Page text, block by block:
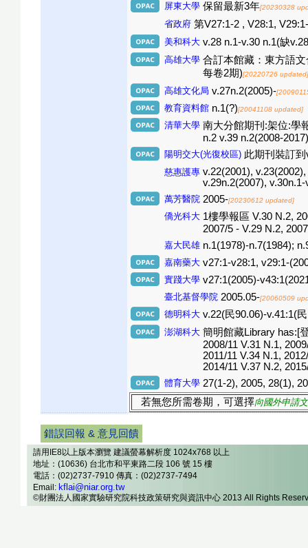
屏東大學 保留最新3年[20230328
省政府 第V27:1-2 , V28:1,
美和科大 v.28 n.1-v.30 n.1(缺
高雄大學 合訂本館藏：東方語文
每卷2期)[20220726 updated]
高雄文化局 v.27n.2(2005)-
教育資料館 n.1(?)[20041108 updated]
清華大學 南大分館期刊:架位:學
n.2 v.39 n.2(2008-
陽明交大(光復校區) 此期刊裝訂
慈惠護專 v.22(2001),
v.29n.2(2007),
萬芳醫院 2005-[20230612 updated]
僑光科大 1樓學報區 V.30 N.2,
2007/5 - V.29 N.2,
嘉大民雄 n.1(1978)-n.7(1984);
嘉南藥大 v27:1-v28:1, v29:1-
實踐大學 v27:1(2005)-
臺北基督學院 2005.05-[20060509
德明科大 v.22(民90.06)-v.41:1(
澎湖科大 簡明館藏Library has:[
2008/11 V.31 N.1,
2011/11 V.34 N.1,
2014/11 V.37 N.2,
體育大學 27(1-2), 2005, 28(1),
若無您所需卷期，可選擇向國外申請
錯誤回報 & 意見回饋
請用IE8以上版本瀏覽 建議螢幕解析度 1024x768 以上
地址：(10636) 台北市和平東路二段 106 號 15 樓
電話：(02)2737-7910 傳真：(02)2737-7494
Email: kflai@niar.org.tw
©財團法人國家實驗研究院科技政策研究與資訊中心 2013 All Rights